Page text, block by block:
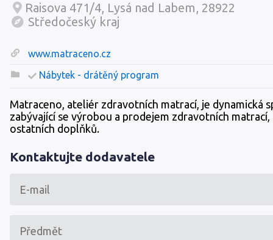
Raisova 471/4, Lysá nad Labem, 28922
Středočeský kraj
www.matraceno.cz
Nábytek - drátěný program
Matraceno, ateliér zdravotních matrací, je dynamická
zabývající se výrobou a prodejem zdravotních matrací,
ostatních doplňků.
Kontaktujte dodavatele